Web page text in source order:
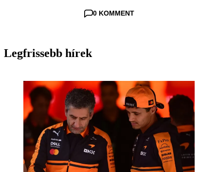
0 KOMMENT
Legfrissebb hírek